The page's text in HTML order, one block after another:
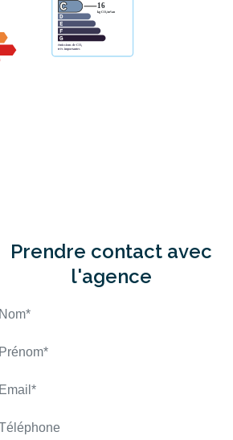
Prendre contact avec
l'agence